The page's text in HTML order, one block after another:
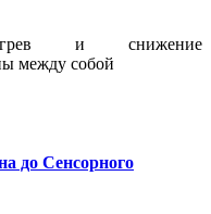
и снижение
между собой
до Сенсорного